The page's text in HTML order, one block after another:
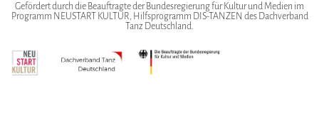
Gefördert durch die Beauftragte der Bundesregierung für Kultur und Medien im
Programm NEUSTART KULTUR, Hilfsprogramm DIS-TANZEN des Dachverband
Tanz Deutschland.